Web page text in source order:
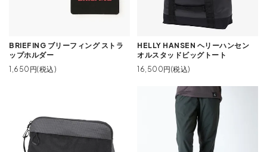
BRIEFING ブリーフィング ストラ
ップホルダー
1,650円(税込)
HELLY HANSEN ヘリーハンセン
オルスタッドビッグトート
16,500円(税込)